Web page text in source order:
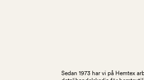
Sedan 1973 har vi på Hemtex